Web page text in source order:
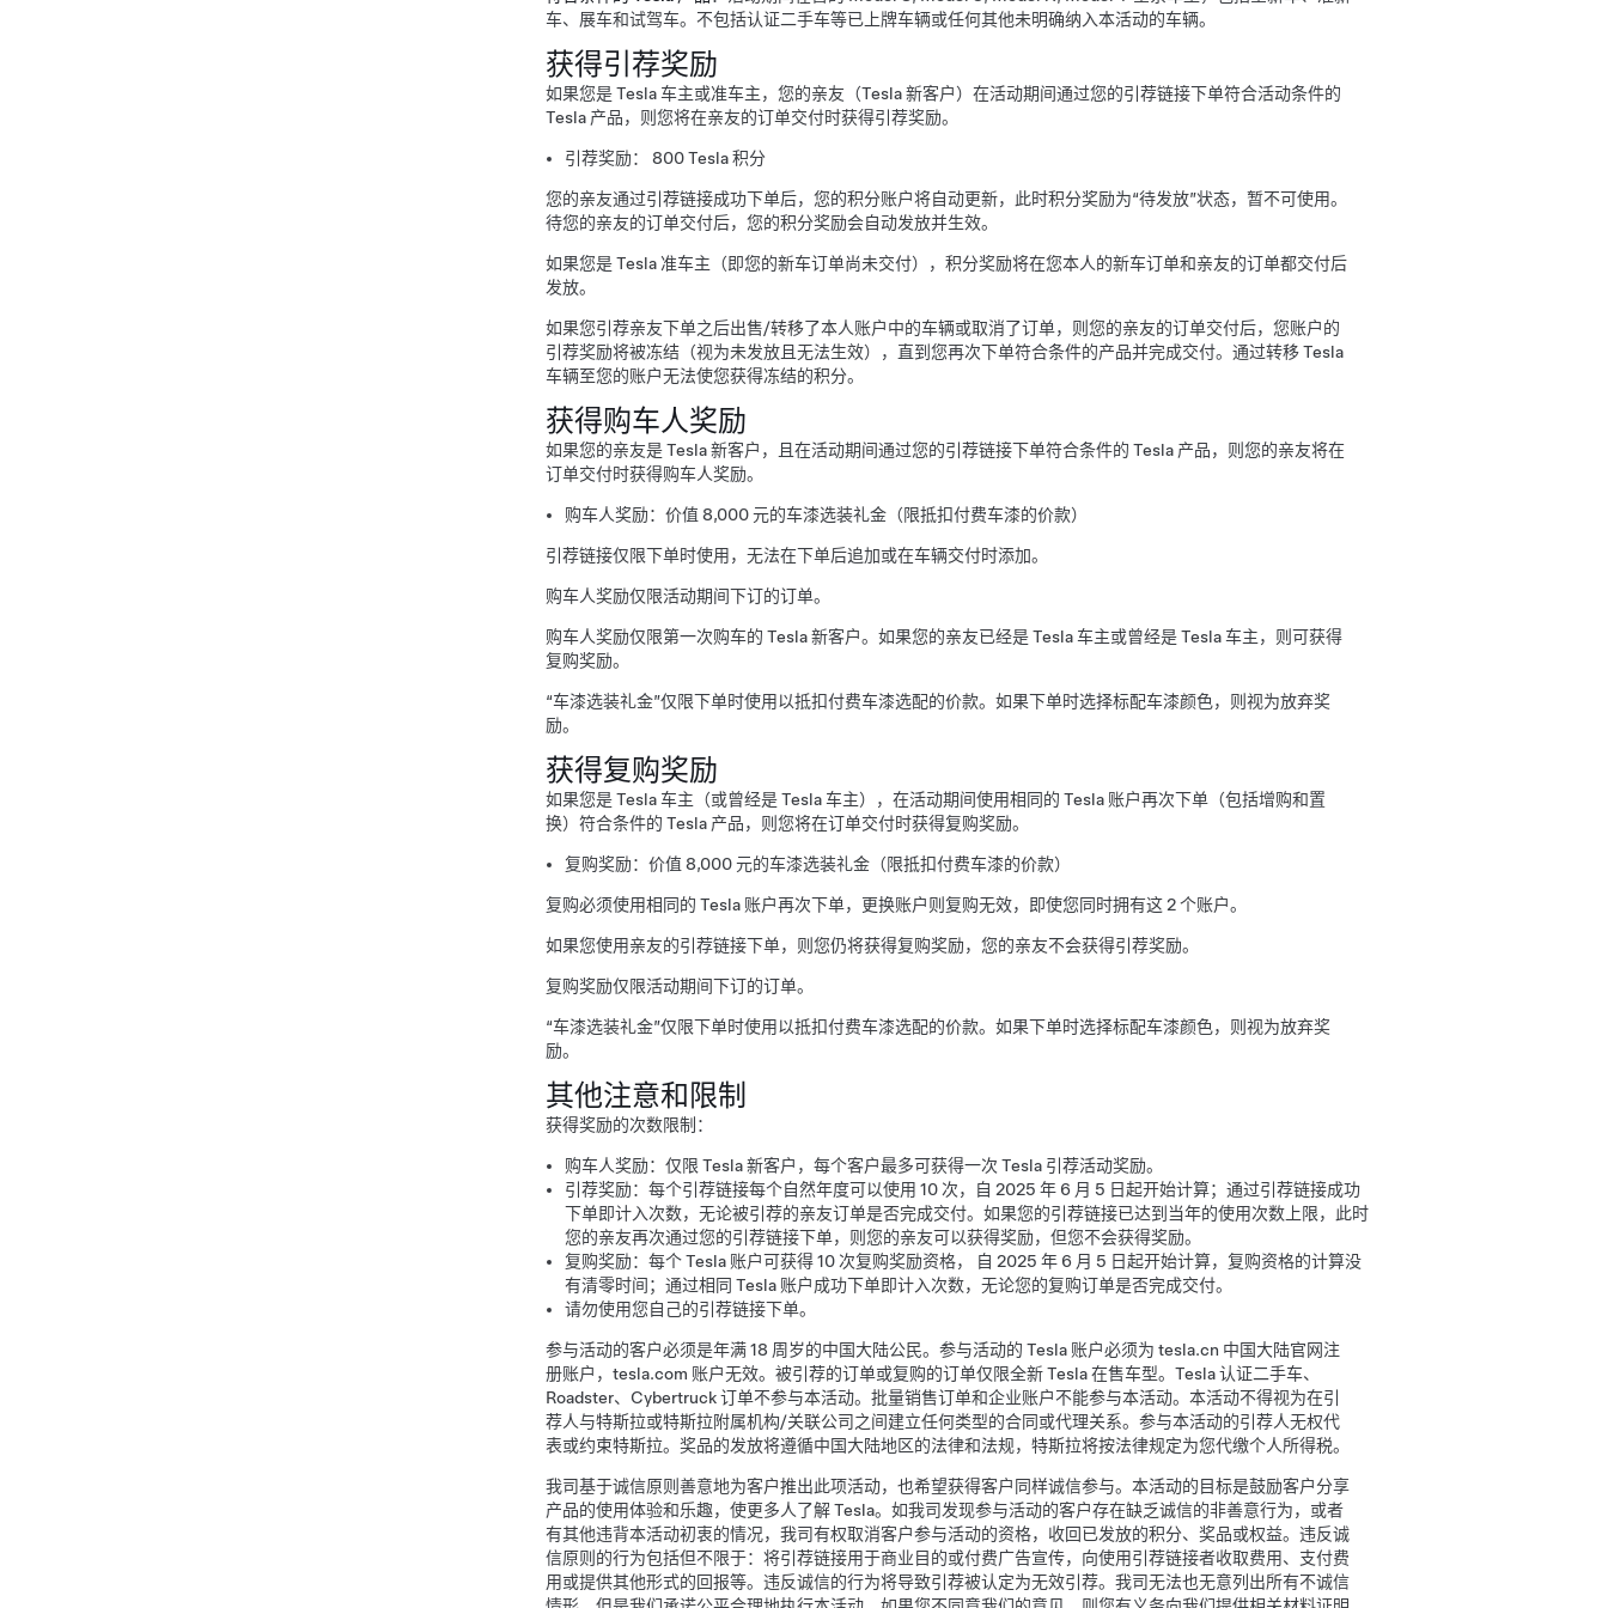
车、展车和试驾车。不包括认证二手车等已上牌车辆或任何其他未明确纳入本活动的车辆。
获得引荐奖励
如果您是 Tesla 车主或准车主，您的亲友（Tesla 新客户）在活动期间通过您的引荐链接下单符合活动条件的
Tesla 产品，则您将在亲友的订单交付时获得引荐奖励。
引荐奖励： 800 Tesla 积分
您的亲友通过引荐链接成功下单后，您的积分账户将自动更新，此时积分奖励为“待发放”状态，暂不可使用。
待您的亲友的订单交付后，您的积分奖励会自动发放并生效。
如果您是 Tesla 准车主（即您的新车订单尚未交付），积分奖励将在您本人的新车订单和亲友的订单都交付后
发放。
如果您引荐亲友下单之后出售/转移了本人账户中的车辆或取消了订单，则您的亲友的订单交付后，您账户的
引荐奖励将被冻结（视为未发放且无法生效），直到您再次下单符合条件的产品并完成交付。通过转移 Tesla
车辆至您的账户无法使您获得冻结的积分。
获得购车人奖励
如果您的亲友是 Tesla 新客户，且在活动期间通过您的引荐链接下单符合条件的 Tesla 产品，则您的亲友将在
订单交付时获得购车人奖励。
购车人奖励：价值 8,000 元的车漆选装礼金（限抵扣付费车漆的价款）
引荐链接仅限下单时使用，无法在下单后追加或在车辆交付时添加。
购车人奖励仅限活动期间下订的订单。
购车人奖励仅限第一次购车的 Tesla 新客户。如果您的亲友已经是 Tesla 车主或曾经是 Tesla 车主，则可获得
复购奖励。
“车漆选装礼金”仅限下单时使用以抵扣付费车漆选配的价款。如果下单时选择标配车漆颜色，则视为放弃奖
励。
获得复购奖励
如果您是 Tesla 车主（或曾经是 Tesla 车主），在活动期间使用相同的 Tesla 账户再次下单（包括增购和置
换）符合条件的 Tesla 产品，则您将在订单交付时获得复购奖励。
复购奖励：价值 8,000 元的车漆选装礼金（限抵扣付费车漆的价款）
复购必须使用相同的 Tesla 账户再次下单，更换账户则复购无效，即使您同时拥有这 2 个账户。
如果您使用亲友的引荐链接下单，则您仍将获得复购奖励，您的亲友不会获得引荐奖励。
复购奖励仅限活动期间下订的订单。
“车漆选装礼金”仅限下单时使用以抵扣付费车漆选配的价款。如果下单时选择标配车漆颜色，则视为放弃奖
励。
其他注意和限制
获得奖励的次数限制：
购车人奖励：仅限 Tesla 新客户，每个客户最多可获得一次 Tesla 引荐活动奖励。
引荐奖励：每个引荐链接每个自然年度可以使用 10 次，自 2025 年 6 月 5 日起开始计算；通过引荐链接成功
下单即计入次数，无论被引荐的亲友订单是否完成交付。如果您的引荐链接已达到当年的使用次数上限，此时
您的亲友再次通过您的引荐链接下单，则您的亲友可以获得奖励，但您不会获得奖励。
复购奖励：每个 Tesla 账户可获得 10 次复购奖励资格， 自 2025 年 6 月 5 日起开始计算，复购资格的计算没
有清零时间；通过相同 Tesla 账户成功下单即计入次数，无论您的复购订单是否完成交付。
请勿使用您自己的引荐链接下单。
参与活动的客户必须是年满 18 周岁的中国大陆公民。参与活动的 Tesla 账户必须为 tesla.cn 中国大陆官网注
册账户，tesla.com 账户无效。被引荐的订单或复购的订单仅限全新 Tesla 在售车型。Tesla 认证二手车、
Roadster、Cybertruck 订单不参与本活动。批量销售订单和企业账户不能参与本活动。本活动不得视为在引
荐人与特斯拉或特斯拉附属机构/关联公司之间建立任何类型的合同或代理关系。参与本活动的引荐人无权代
表或约束特斯拉。奖品的发放将遵循中国大陆地区的法律和法规，特斯拉将按法律规定为您代缴个人所得税。
我司基于诚信原则善意地为客户推出此项活动，也希望获得客户同样诚信参与。本活动的目标是鼓励客户分享
产品的使用体验和乐趣，使更多人了解 Tesla。如我司发现参与活动的客户存在缺乏诚信的非善意行为，或者
有其他违背本活动初衷的情况，我司有权取消客户参与活动的资格，收回已发放的积分、奖品或权益。违反诚
信原则的行为包括但不限于：将引荐链接用于商业目的或付费广告宣传，向使用引荐链接者收取费用、支付费
用或提供其他形式的回报等。违反诚信的行为将导致引荐被认定为无效引荐。我司无法也无意列出所有不诚信